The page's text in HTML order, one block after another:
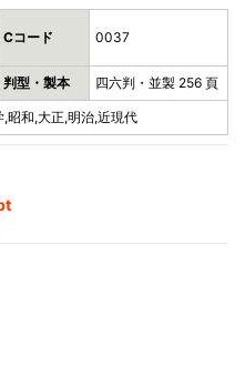
Cコード 0037
判型・製本 四六判・並製 256 頁
昭和,大正,明治,近現代